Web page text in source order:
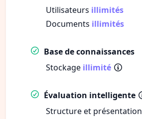
Utilisateurs illimités
Documents illimités
Base de connaissances
Stockage illimité
Évaluation intelligente
Structure et présentation